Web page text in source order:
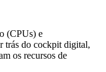
(CPUs) e
trás do cockpit digital,
os recursos de